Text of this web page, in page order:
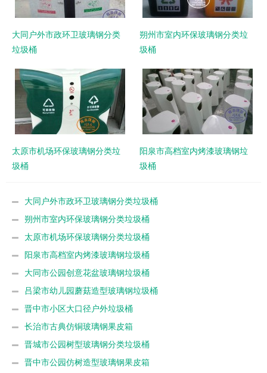
大同户外市政环卫玻璃钢分类
垃圾桶
朔州市室内环保玻璃钢分类垃
圾桶
太原市机场环保玻璃钢分类垃
圾桶
阳泉市高档室内烤漆玻璃钢垃
圾桶
大同户外市政环卫玻璃钢分类垃圾桶
朔州市室内环保玻璃钢分类垃圾桶
太原市机场环保玻璃钢分类垃圾桶
阳泉市高档室内烤漆玻璃钢垃圾桶
大同市公园创意花盆玻璃钢垃圾桶
吕梁市幼儿园蘑菇造型玻璃钢垃圾桶
晋中市小区大口径户外垃圾桶
长治市古典仿铜玻璃钢果皮箱
晋城市公园树型玻璃钢分类垃圾桶
晋中市公园仿树造型玻璃钢果皮箱